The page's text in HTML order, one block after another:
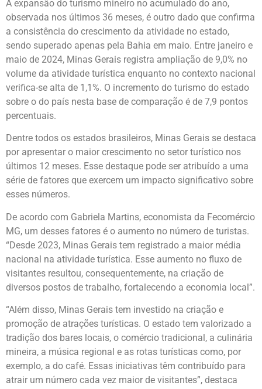
A expansão do turismo mineiro no acumulado do ano,
observada nos últimos 36 meses, é outro dado que confirma
a consistência do crescimento da atividade no estado,
sendo superado apenas pela Bahia em maio. Entre janeiro e
maio de 2024, Minas Gerais registra ampliação de 9,0% no
volume da atividade turística enquanto no contexto nacional
verifica-se alta de 1,1%. O incremento do turismo do estado
sobre o do país nesta base de comparação é de 7,9 pontos
percentuais.
Dentre todos os estados brasileiros, Minas Gerais se destaca
por apresentar o maior crescimento no setor turístico nos
últimos 12 meses. Esse destaque pode ser atribuído a uma
série de fatores que exercem um impacto significativo sobre
esses números.
De acordo com Gabriela Martins, economista da Fecomércio
MG, um desses fatores é o aumento no número de turistas.
“Desde 2023, Minas Gerais tem registrado a maior média
nacional na atividade turística. Esse aumento no fluxo de
visitantes resultou, consequentemente, na criação de
diversos postos de trabalho, fortalecendo a economia local”.
“Além disso, Minas Gerais tem investido na criação e
promoção de atrações turísticas. O estado tem valorizado a
tradição dos bares locais, o comércio tradicional, a culinária
mineira, a música regional e as rotas turísticas como, por
exemplo, a do café. Essas iniciativas têm contribuído para
atrair um número cada vez maior de visitantes”, destaca